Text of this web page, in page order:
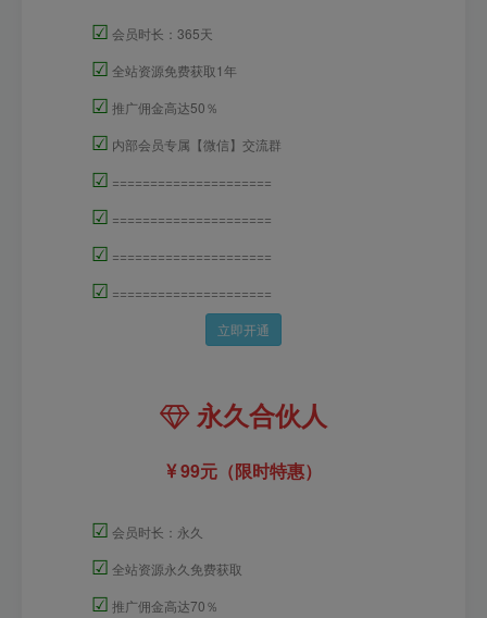
☑ 会员时长：365天
☑ 全站资源免费获取1年
☑ 推广佣金高达50％
☑ 内部会员专属【微信】交流群
☑ =====================
☑ =====================
☑ =====================
☑ =====================
立即开通
永久合伙人
99元（限时特惠）
☑ 会员时长：永久
☑ 全站资源永久免费获取
☑ 推广佣金高达70％